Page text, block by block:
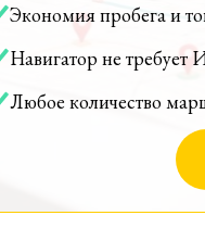
Экономия пробега и
Навигатор не требует
Любое количество